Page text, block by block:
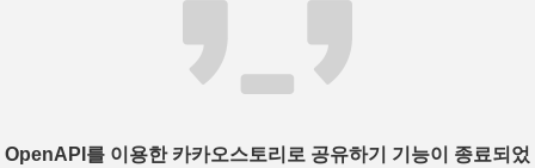
OpenAPI를 이용한 카카오스토리로 공유하기 기능이 종료되었